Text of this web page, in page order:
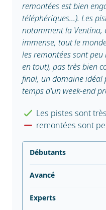
remontées est bien
téléphériques...). Les
notamment la Ventina,
immense, tout le
les remontées sont
en tout), pas très bien
final, un domaine idéal
temps d'un week-end
Les pistes sont
remontées sont
Débutants
Avancé
Experts